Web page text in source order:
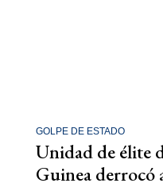
GOLPE DE ESTADO
Unidad de élite
Guinea derrocó